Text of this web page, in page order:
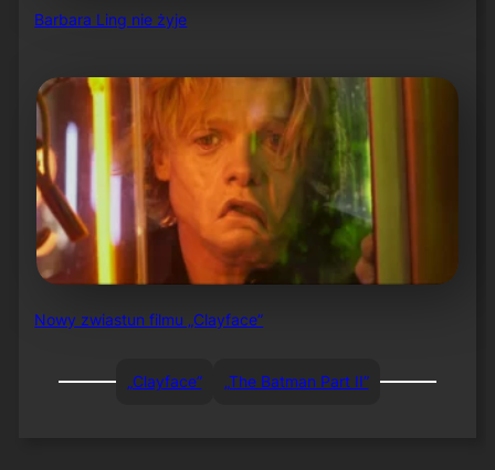
Barbara Ling nie żyje
Nowy zwiastun filmu „Clayface”
„Clayface” „The Batman Part II”